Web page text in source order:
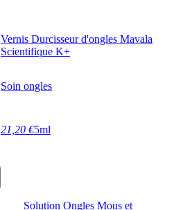
Vernis Durcisseur d'ongles Mavala
Scientifique K+
Soin ongles
21,20 €5ml
Solution Ongles Mous et